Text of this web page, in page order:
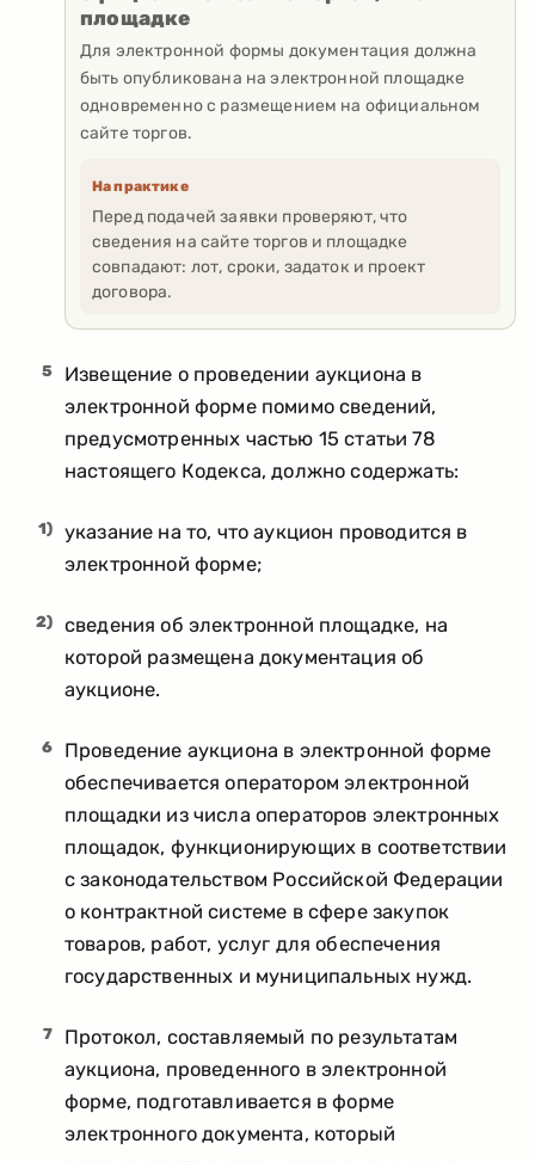
площадке
Для электронной формы документация должна
быть опубликована на электронной площадке
одновременно с размещением на официальном
сайте торгов.
На практике
Перед подачей заявки проверяют, что
сведения на сайте торгов и площадке
совпадают: лот, сроки, задаток и проект
договора.
5
Извещение о проведении аукциона в
электронной форме помимо сведений,
предусмотренных частью 15 статьи 78
настоящего Кодекса, должно содержать:
1)
указание на то, что аукцион проводится в
электронной форме;
2)
сведения об электронной площадке, на
которой размещена документация об
аукционе.
6
Проведение аукциона в электронной форме
обеспечивается оператором электронной
площадки из числа операторов электронных
площадок, функционирующих в соответствии
с законодательством Российской Федерации
о контрактной системе в сфере закупок
товаров, работ, услуг для обеспечения
государственных и муниципальных нужд.
7
Протокол, составляемый по результатам
аукциона, проведенного в электронной
форме, подготавливается в форме
электронного документа, который